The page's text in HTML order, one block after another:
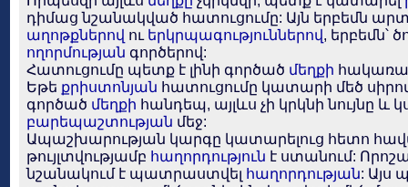
դիմաց նշանակված հատուցումը: Այն երբեմն
աղոթքներով ու երկրպագություններով, երբեմն՝
ողորմության գործերով:
Հատուցումը պետք է լինի գործած մեղքի
Եթե քրիստոնյան հատուցումը կատարի մեծ
գործած մեղքի հանդեպ, այլևս չի կրկնի նույնը և
բարեպաշտության մեջ:
Ապաշխարության կարգը կատարելուց հետո
թույլտվությամբ հաղորդություն է ստանում:
նշանակում է պատրաստվել հաղորդության: Այս